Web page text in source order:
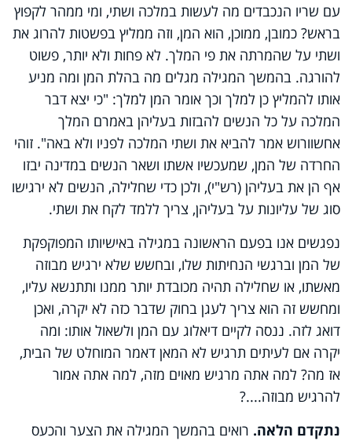
עם שריו הנכבדים מה לעשות במלכה ושתי, ומי ממהר לקפוץ
בראש? כמובן, ממוכן, הוא המן, וזה ממליץ בפשטות להרוג את
ושתי על שהמרתה את פי המלך. לא פחות ולא יותר, פשוט
להורגה. בהמשך המגילה מגלים מה בהלת המן ומה מניע
אותו להמליץ כן למלך וכך אומר המן למלך: "כי יצא דבר
המלכה על כל הנשים להבזות בעליהן באמרם המלך
אחשוורוש אמר להביא את ושתי המלכה לפניו ולא באה". זוהי
החרדה של המן, שמעכשיו אשתו ושאר הנשים במדינה יבזו
אף הן את בעליהן (רש"י), ולכן כדי שחלילה, הנשים לא ירגישו
סוג של עליונות על בעליהן, צריך ללמד לקח את ושתי.
נפגשים אנו בפעם הראשונה במגילה באישיותו המפוקפקת
של המן וברגשי הנחיתות שלו, ובחשש שלא ירגיש מבוזה
מאשתו, או שחלילה תהיה מכובדת יותר ממנו ותתנשא עליו,
ומחשש זה הוא צריך לעגן בחוק שדבר כזה לא יקרה, ואכן
דואג לזה. ננסה לקיים דיאלוג עם המן ולשאול אותו: ומה
יקרה אם לעיתים תרגיש לא המאן דאמר המוחלט של הבית,
אז מה? למה אתה מרגיש מאוים מזה, למה אתה אמור
להרגיש מבוזה....?
נתקדם הלאה. רואים בהמשך המגילה את הצער והכעס